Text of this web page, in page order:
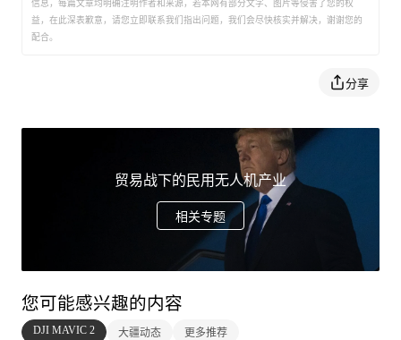
中美贸易战 涨价只是开始
显然跟目前的中美贸易战有着直接关系。经过多轮威胁之
落地，征税幅度就在20%左右，大疆的产品也包含在征税
清单内，根据目前的局势发展判断，美方最终很可能对全
部中国输美商品加征关税，不仅是大疆，几乎所有拥有对
美业务的中国公司都会受到影响，全球涨价可能成为一种
新常态。
信息，每篇文章均明确注明作者和来源，若本网有部分文字、图片等侵害了您的权
益，在此深表歉意，请您立即联系我们指出问题，我们会尽快核实并解决，谢谢您的
配合。
分享
贸易战下的民用无人机产业
相关专题
您可能感兴趣的内容
DJI MAVIC 2 大疆动态 更多推荐